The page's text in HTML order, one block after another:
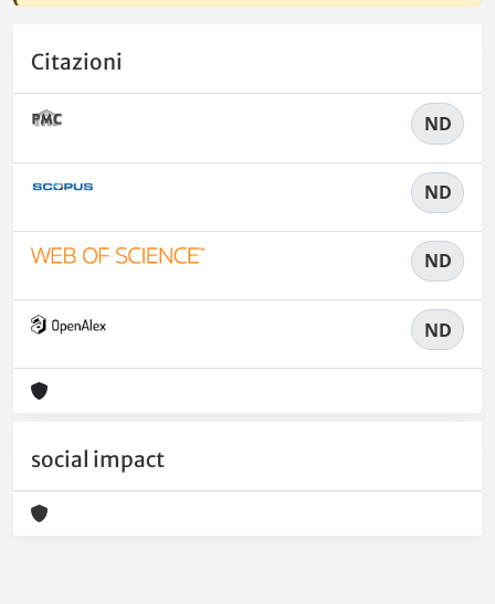
Citazioni
ND
ND
ND
ND
social impact